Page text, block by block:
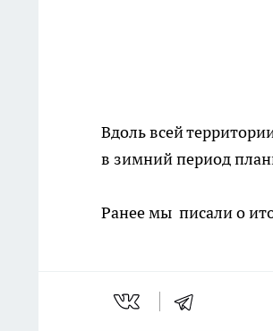
Вдоль всей
в зимний период
Ранее мы писали о